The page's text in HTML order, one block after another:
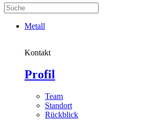
Metall
Kontakt
Profil
Team
Standort
Rückblick